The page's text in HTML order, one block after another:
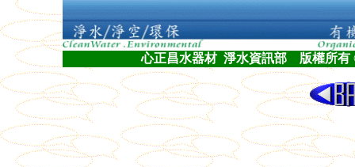
心正昌水器材 淨水資訊部 版權所有